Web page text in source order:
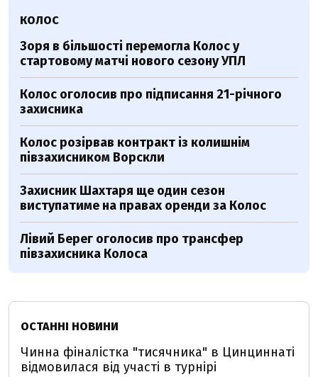
КОЛОС
Зоря в більшості перемогла Колос у
стартовому матчі нового сезону УПЛ
Колос оголосив про підписання 21-річного
захисника
Колос розірвав контракт із колишнім
півзахисником Ворскли
Захисник Шахтаря ще один сезон
виступатиме на правах оренди за Колос
Лівий Берег оголосив про трансфер
півзахисника Колоса
ОСТАННІ НОВИНИ
Чинна фіналістка "тисячника" в Цинциннаті
відмовилася від участі в турнірі